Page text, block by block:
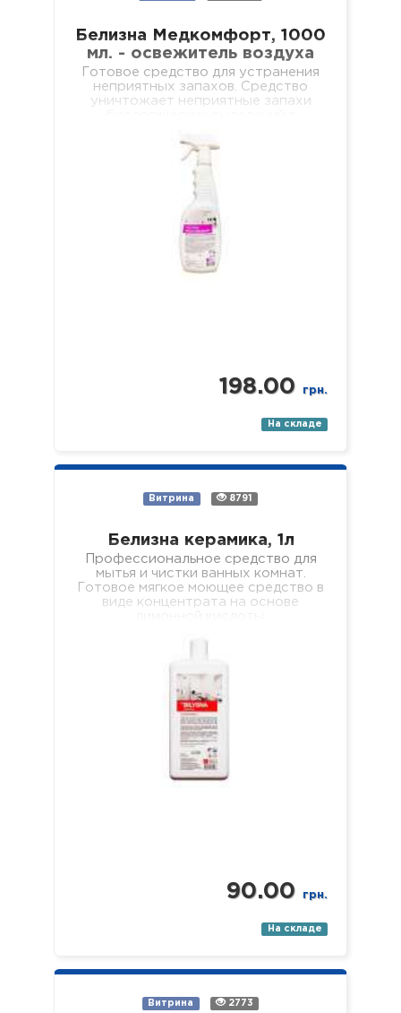
Белизна Медкомфорт, 1000
мл. - освежитель воздуха
Готовое средство для устранения
неприятных запахов. Средство
уничтожает неприятные запахи
разного профиля, учебных и
дошкольных учреждениях, в местах
общественного и…
198.00 грн.
На складе
Витрина 8791
Белизна керамика, 1л
Профессиональное средство для
мытья и чистки ванных комнат.
Готовое мягкое моющее средство в
виде концентрата на основе
поверхностей с керамическим…
90.00 грн.
На складе
Витрина 2773